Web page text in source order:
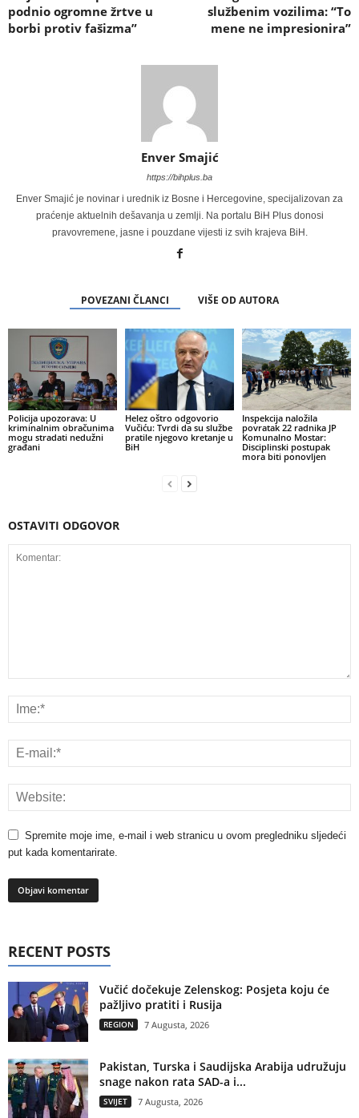
podnio ogromne žrtve u
borbi protiv fašizma”
službenim vozilima: “To
mene ne impresionira”
Enver Smajić
https://bihplus.ba
Enver Smajić je novinar i urednik iz Bosne i Hercegovine, specijalizovan za
praćenje aktuelnih dešavanja u zemlji. Na portalu BiH Plus donosi
pravovremene, jasne i pouzdane vijesti iz svih krajeva BiH.
POVEZANI ČLANCI VIŠE OD AUTORA
Policija upozorava: U
kriminalnim obračunima
mogu stradati nedužni
građani
Helez oštro odgovorio
Vučiću: Tvrdi da su službe
pratile njegovo kretanje u
BiH
Inspekcija naložila
povratak 22 radnika JP
Komunalno Mostar:
Disciplinski postupak
mora biti ponovljen
OSTAVITI ODGOVOR
Spremite moje ime, e-mail i web stranicu u ovom pregledniku sljedeći
put kada komentarirate.
RECENT POSTS
Vučić dočekuje Zelenskog: Posjeta koju će
pažljivo pratiti i Rusija
REGION 7 Augusta, 2026
Pakistan, Turska i Saudijska Arabija udružuju
snage nakon rata SAD-a i...
SVIJET 7 Augusta, 2026